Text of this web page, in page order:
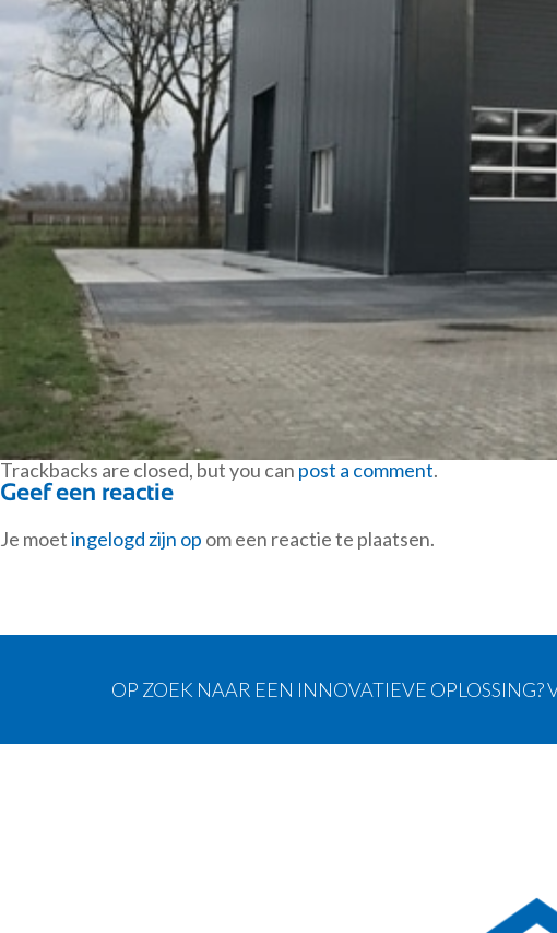
Trackbacks are closed, but you can post a comment.
Geef een reactie
Je moetingelogd zijn op om een reactie te plaatsen.
OP ZOEK NAAR EEN INNOVATIEVE